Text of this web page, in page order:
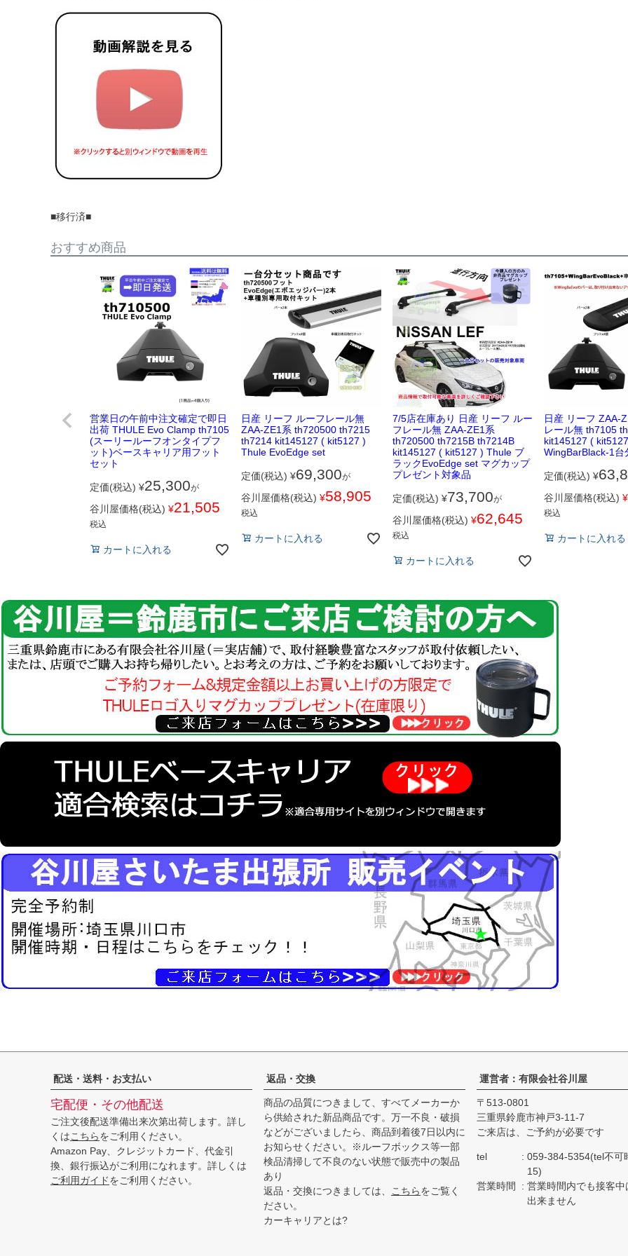
■移行済■
おすすめ商品
営業日の午前中注文確定で即日
出荷 THULE Evo Clamp th7105
(スーリールーフオンタイプフ
ット)ベースキャリア用フット
セット
定価(税込) ¥25,300が
谷川屋価格(税込) ¥21,505
税込
カートに入れる
日産 リーフ ルーフレール無
ZAA-ZE1系 th720500 th7215
th7214 kit145127 ( kit5127 )
Thule EvoEdge set
定価(税込) ¥69,300が
谷川屋価格(税込) ¥58,905
税込
カートに入れる
7/5店在庫あり 日産 リーフ ルー
フレール無 ZAA-ZE1系
th720500 th7215B th7214B
kit145127 ( kit5127 ) Thule ブ
ラックEvoEdge set マグカップ
プレゼント対象品
定価(税込) ¥73,700が
谷川屋価格(税込) ¥62,645
税込
カートに入れる
日産 リーフ ZAA-
レール無 th7105
kit145127 (
WingBarBlack-1台
定価(税込) ¥
谷川屋価格(税込) ¥
税込
カートに入れる
配送・送料・お支払い
宅配便・その他配送
ご注文後配送準備出来次第出荷します。詳し
くはこちらをご利用ください。
Amazon Pay、クレジットカード、代金引
換、銀行振込がご利用になれます。詳しくは
ご利用ガイドをご利用ください。
返品・交換
商品の品質につきまして、すべてメーカーか
ら供給された新品商品です。万一不良・破損
などがございましたら、商品到着後7日以内に
お知らせください。※ルーフボックス等一部
検品清掃して不良のない状態で販売中の製品
あり
返品・交換につきましては、
こちらをご覧く
ださい。
カーキャリアとは?
運営者：有限会社谷川屋
513-0801
三重県鈴鹿市神戸3-11-7
ご来店は、ご予約が必要です
tel
059-384-5354(tel不可
15)
営業時間
営業時間内でも接客中
出来ません